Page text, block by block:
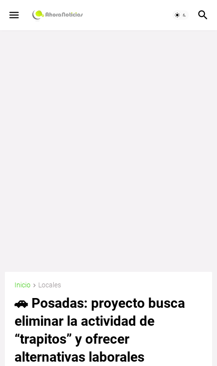
Inicio Locales
🚗 Posadas: proyecto busca
eliminar la actividad de
“trapitos” y ofrecer
alternativas laborales